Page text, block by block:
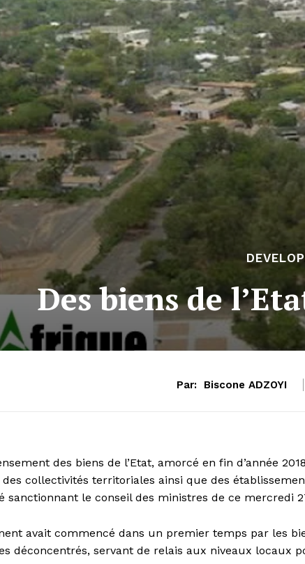
Des biens de
Par: Biscone ADZOYI
des biens de l’Etat, amorcé en fin d’année
des collectivités territoriales ainsi que des
sanctionnant le conseil des ministres de ce mercredi
avait commencé dans un premier temps par les
déconcentrés, servant de relais aux niveaux locaux